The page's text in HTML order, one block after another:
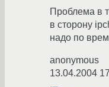
Проблема в
в сторону
надо по
anonymous
13.04.2004